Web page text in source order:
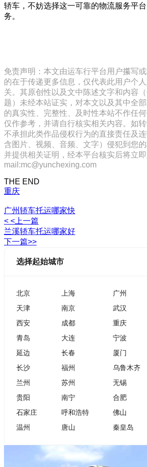
轿车，不妨选择这一可靠的物流服务平
务。
免责声明：本文由运车行平台用户攥写
的在于传递更多信息，仅代表此用户个
关。其原创性以及文中陈述文字和内容
题）未经本站证实，对本文以及其中全
的真实性、完整性、及时性本站不作任
仅作参考，并请自行核实相关内容。如
不承担此类作品侵权行为的直接责任及
含图片、视频、音频、文字）侵犯到您
并提供相关证明，经本平台核实后将立
mail:mc@yunchexing.com
THE END
重庆
广州轿车托运哪家快
< <上一篇
兰溪轿车托运哪家好
下一篇>>
选择起始城市
北京 上海 广州
天津
南京 武汉
西安
成都 重庆
青岛
大连 宁波
延边
长春 厦门
长沙
福州 乌鲁木齐
兰州
苏州 无锡
贵阳
南宁 合肥
石家庄
呼和浩特 佛山
温州
唐山 秦皇岛